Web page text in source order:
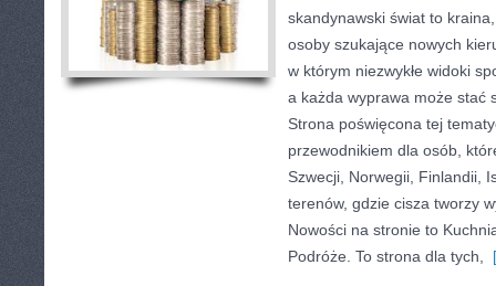
skandynawski świat to
osoby szukające nowych
w którym niezwykłe widoki
a każda wyprawa może stać
Strona poświęcona tej
przewodnikiem dla osób,
Szwecji, Norwegii, Finlandii,
terenów, gdzie cisza tworzy
Nowości na stronie to
Podróże. To strona dla tych,